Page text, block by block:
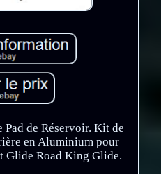
de Réservoir. Kit de
en Aluminium pour
Glide Road King Glide.